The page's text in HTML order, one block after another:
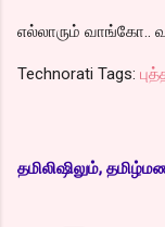
எல்லாரும் வாங்கோ..
Technorati Tags:
தமிலிஷிலும்,